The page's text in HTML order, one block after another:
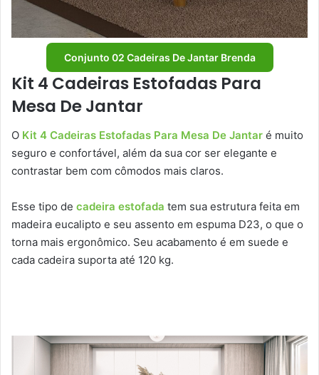
Conjunto 02 Cadeiras De Jantar Brenda
Kit 4 Cadeiras Estofadas Para
Mesa De Jantar
O Kit 4 Cadeiras Estofadas Para Mesa De Jantar é muito
seguro e confortável, além da sua cor ser elegante e
contrastar bem com cômodos mais claros.
Esse tipo de cadeira estofada tem sua estrutura feita em
madeira eucalipto e seu assento em espuma D23, o que o
torna mais ergonômico. Seu acabamento é em suede e
cada cadeira suporta até 120 kg.